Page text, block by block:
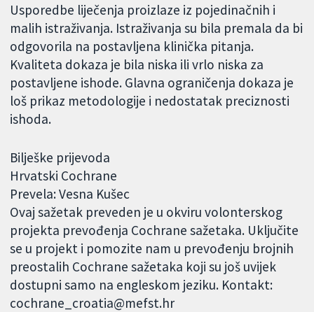
Usporedbe liječenja proizlaze iz pojedinačnih i
malih istraživanja. Istraživanja su bila premala da bi
odgovorila na postavljena klinička pitanja.
Kvaliteta dokaza je bila niska ili vrlo niska za
postavljene ishode. Glavna ograničenja dokaza je
loš prikaz metodologije i nedostatak preciznosti
ishoda.
Bilješke prijevoda
Hrvatski Cochrane
Prevela: Vesna Kušec
Ovaj sažetak preveden je u okviru volonterskog
projekta prevođenja Cochrane sažetaka. Uključite
se u projekt i pomozite nam u prevođenju brojnih
preostalih Cochrane sažetaka koji su još uvijek
dostupni samo na engleskom jeziku. Kontakt:
cochrane_croatia@mefst.hr